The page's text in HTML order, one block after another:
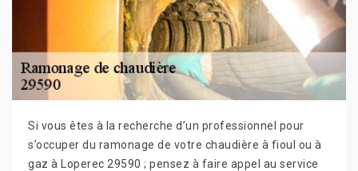
Si vous êtes à la recherche d’un professionnel pour
s’occuper du ramonage de votre chaudière à fioul ou à
gaz à Loperec 29590 ; pensez à faire appel au service